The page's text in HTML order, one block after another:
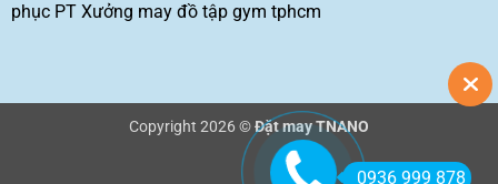
phục PT Xưởng may đồ tập gym tphcm
Copyright 2026 ©Đặt may TNANO
0936 999 878